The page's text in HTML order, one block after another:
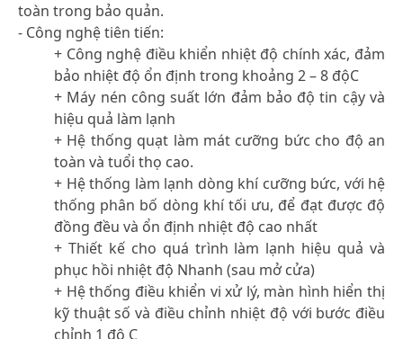
toàn trong bảo quản.
- Công nghệ tiên tiến:
+ Công nghệ điều khiển nhiệt độ chính xác, đảm
bảo nhiệt độ ổn định trong khoảng 2 – 8 độC
+ Máy nén công suất lớn đảm bảo độ tin cậy và
hiệu quả làm lạnh
+ Hệ thống quạt làm mát cưỡng bức cho độ an
toàn và tuổi thọ cao.
+ Hệ thống làm lạnh dòng khí cưỡng bức, với hệ
thống phân bố dòng khí tối ưu, để đạt được độ
đồng đều và ổn định nhiệt độ cao nhất
+ Thiết kế cho quá trình làm lạnh hiệu quả và
phục hồi nhiệt độ Nhanh (sau mở cửa)
+ Hệ thống điều khiển vi xử lý, màn hình hiển thị
kỹ thuật số và điều chỉnh nhiệt độ với bước điều
chỉnh 1 độ C